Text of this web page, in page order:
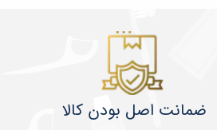
ضمانت اصل بودن کالا